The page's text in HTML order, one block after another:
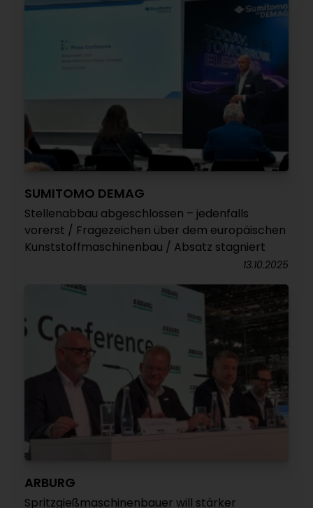
SUMITOMO DEMAG
Stellenabbau abgeschlossen – jedenfalls
vorerst / Fragezeichen über dem europäischen
Kunststoffmaschinenbau / Absatz stagniert
13.10.2025
ARBURG
Spritzgießmaschinenbauer will stärker